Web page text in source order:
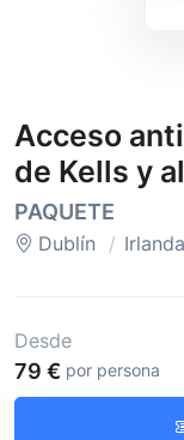
Acceso
de Kells y
PAQUETE
Dublín Irlanda
Desde
79 € por persona